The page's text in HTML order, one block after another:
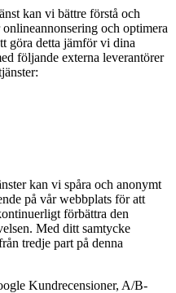
kan vi bättre förstå och
och optimera
göra detta jämför vi dina
följande externa leverantörer
kan vi spåra och anonymt
på vår webbplats för att
förbättra den
Med ditt samtycke
tredje part på denna
Kundrecensioner, A/B-